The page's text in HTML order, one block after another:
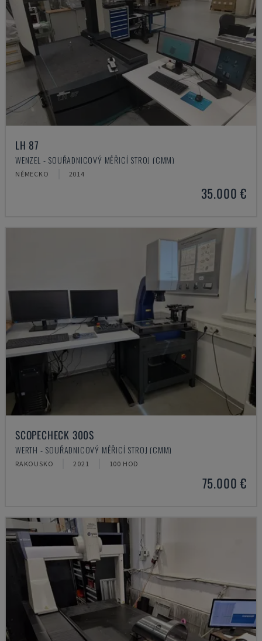
LH 87
WENZEL - SOUŘADNICOVÝ MĚŘICÍ STROJ (CMM)
NĚMECKO 2014
35.000 €
SCOPECHECK 300S
WERTH - SOUŘADNICOVÝ MĚŘICÍ STROJ (CMM)
RAKOUSKO 2021 100 HOD
75.000 €